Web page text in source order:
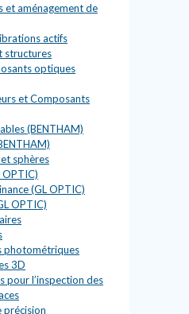
et aménagement de
actifs
structures
optiques
et Composants
(BENTHAM)
sphères
OPTIC)
(GL OPTIC)
OPTIC)
photométriques
3D
pour l’inspection des
précision